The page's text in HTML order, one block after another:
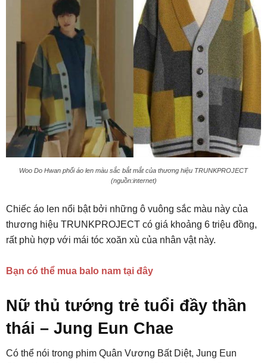
Woo Do Hwan phối áo len màu sắc bắt mắt của thương hiệu TRUNKPROJECT
(nguồn:internet)
Chiếc áo len nổi bật bởi những ô vuông sắc màu này của
thương hiệu TRUNKPROJECT có giá khoảng 6 triệu đồng,
rất phù hợp với mái tóc xoăn xù của nhân vật này.
Bạn có thể mua balo nam tại đây
Nữ thủ tướng trẻ tuổi đầy thần
thái – Jung Eun Chae
Có thể nói trong phim Quân Vương Bất Diệt, Jung Eun